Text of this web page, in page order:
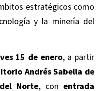
estratégicos como
y la minería del
15 de enero, a partir
Andrés Sabella de
Norte, conentrada